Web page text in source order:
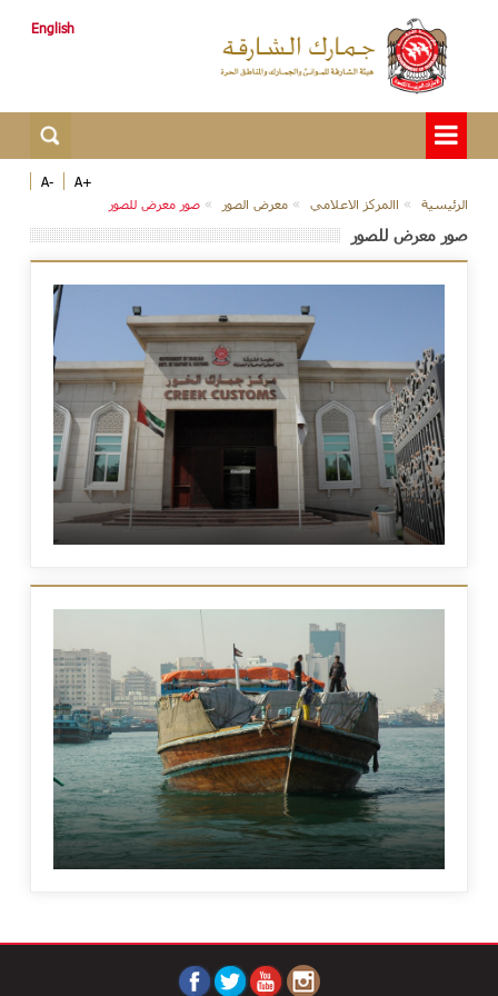
English
+A
-A
الرئيسية
االمركز الاعلامي معرض الصور صور معرض للصور
صور معرض للصور